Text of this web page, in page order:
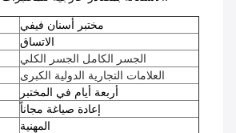
مختبر أسنان فيفي
الاتساق
الجسر الكامل الجسر الكلي
العلامات التجارية الدولية الكبرى
أربعة أيام في المختبر
إعادة صياغة مجاناً
المهنية